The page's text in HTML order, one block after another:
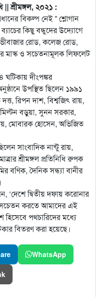
|| শ্রীমঙ্গল, ২০২১ :
বিকল্প নেই ” শ্লোগান
কিছু বন্ধুদের উদ্যোগে
রোড, কলেজ রোড,
মাস্ক ও সচেতনামূলক লিফলেট
দীংপঙ্কর
উপস্থিত ছিলেন ১৯৯১
রিপন দাশ, বিশ্বজিৎ রায়,
মিল্টন বড়ুয়া, সুনন সরকার,
মোবারক হোসেন, অভিজিত
সাংবাদিক নান্টু রায়,
শ্রীমঙ্গল প্রতিনিধি রুপক
বণিক, দৈনিক সন্ধ্যা বানীর
‘দেশে দ্বিতীয় দফায় করোনার
সচেতন করতে আমাদের এই
পথচারিদের মধ্যে
বিতরণ করা হয়েছে।
WhatsApp